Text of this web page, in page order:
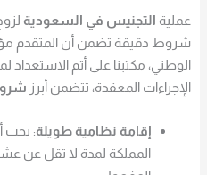
عملية التجنيس في السعودية
شروط دقيقة تضمن أن المتقدم
الوطني، مكتبنا على أتم
الإجراءات المعقدة، تتضمن أبرز
إقامة نظامية طويلة: يجب
المملكة لمدة لا تقل عن